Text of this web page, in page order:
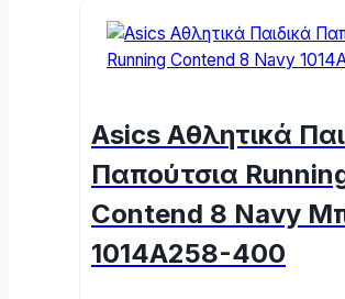
may
be
on
Asics Αθλητικά
Παπούτσια
Contend 8 Navy
1014A258-400